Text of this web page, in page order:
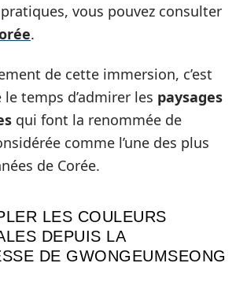
vous pouvez consulter
.
de cette immersion, c’est
temps d’admirer les paysages
qui font la renommée de
comme l’une des plus
de Corée.
LES COULEURS
DEPUIS LA
DE GWONGEUMSEONG